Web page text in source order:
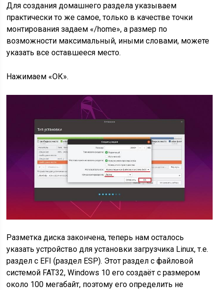
Для создания домашнего раздела указываем
практически то же самое, только в качестве точки
монтирования задаем «/home», а размер по
возможности максимальный, иными словами, можете
указать все оставшееся место.
Нажимаем «ОК».
Разметка диска закончена, теперь нам осталось
указать устройство для установки загрузчика Linux, т.е.
раздел с EFI (раздел ESP). Этот раздел с файловой
системой FAT32, Windows 10 его создаёт с размером
около 100 мегабайт, поэтому его определить не